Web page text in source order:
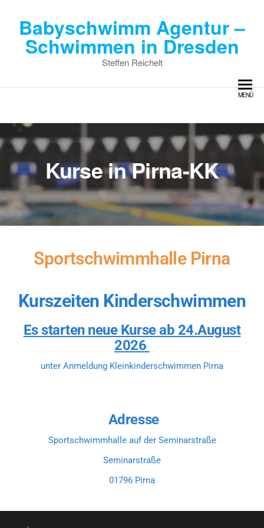
Babyschwimm Agentur –
Schwimmen in Dresden
Steffen Reichelt
MENÜ
Kurse in Pirna-KK
Sportschwimmhalle Pirna
Kurszeiten Kinderschwimmen
Es starten neue Kurse ab 24.August
2026
unter Anmeldung Kleinkinderschwimmen Pirna
Adresse
Sportschwimmhalle auf der Seminarstraße
Seminarstraße
01796 Pirna